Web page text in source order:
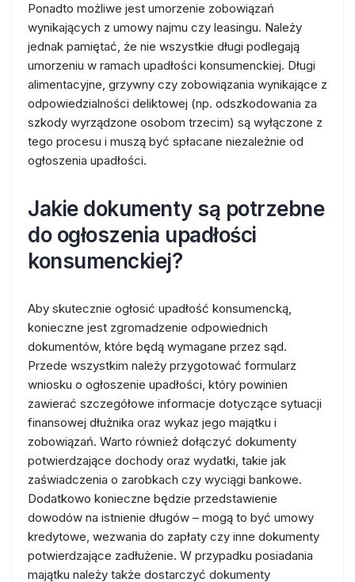
Ponadto możliwe jest umorzenie zobowiązań
wynikających z umowy najmu czy leasingu. Należy
jednak pamiętać, że nie wszystkie długi podlegają
umorzeniu w ramach upadłości konsumenckiej. Długi
alimentacyjne, grzywny czy zobowiązania wynikające z
odpowiedzialności deliktowej (np. odszkodowania za
szkody wyrządzone osobom trzecim) są wyłączone z
tego procesu i muszą być spłacane niezależnie od
ogłoszenia upadłości.
Jakie dokumenty są potrzebne
do ogłoszenia upadłości
konsumenckiej?
Aby skutecznie ogłosić upadłość konsumencką,
konieczne jest zgromadzenie odpowiednich
dokumentów, które będą wymagane przez sąd.
Przede wszystkim należy przygotować formularz
wniosku o ogłoszenie upadłości, który powinien
zawierać szczegółowe informacje dotyczące sytuacji
finansowej dłużnika oraz wykaz jego majątku i
zobowiązań. Warto również dołączyć dokumenty
potwierdzające dochody oraz wydatki, takie jak
zaświadczenia o zarobkach czy wyciągi bankowe.
Dodatkowo konieczne będzie przedstawienie
dowodów na istnienie długów – mogą to być umowy
kredytowe, wezwania do zapłaty czy inne dokumenty
potwierdzające zadłużenie. W przypadku posiadania
majątku należy także dostarczyć dokumenty